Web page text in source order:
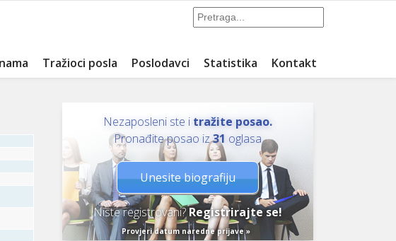
Tražioci posla Poslodavci Statistika Kontakt
Nezaposleni ste i tražite posao.
Pronađite posao iz31 oglasa
Unesite biografiju
Niste registrovani? Registrirajte se!
Provjeri datum naredne prijave »